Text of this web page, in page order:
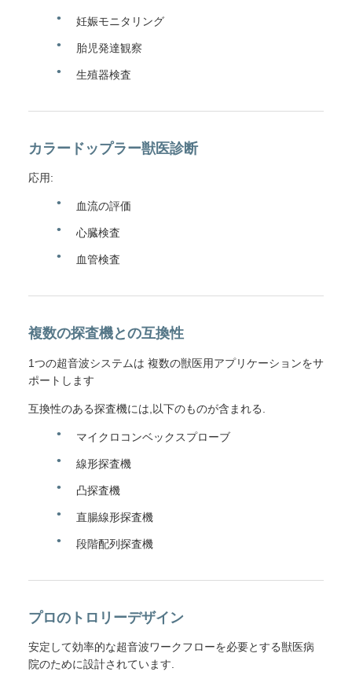
妊娠モニタリング
胎児発達観察
生殖器検査
カラードップラー獣医診断
応用:
血流の評価
心臓検査
血管検査
複数の探査機との互換性
1つの超音波システムは 複数の獣医用アプリケーションをサ
ポートします
互換性のある探査機には,以下のものが含まれる.
マイクロコンベックスプローブ
線形探査機
凸探査機
直腸線形探査機
段階配列探査機
プロのトロリーデザイン
安定して効率的な超音波ワークフローを必要とする獣医病
院のために設計されています.